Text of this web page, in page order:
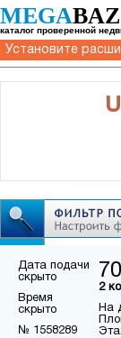
MEGA
каталог проверенной
Установите
Дата подачи
скрыто
Время
скрыто
№ 1558289
2
На